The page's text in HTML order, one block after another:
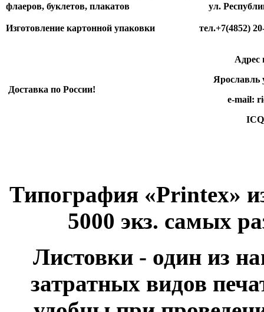
флаеров, буклетов, плакатов
ул.
Изготовление картонной упаковки тел.+7(4852) 20-
Доставка по России!
Адрес
Ярославль
e-mail: rico-
ICQ 498
Типография «Printex»
5000 экз. самых
Листовки - один из
затратных видов